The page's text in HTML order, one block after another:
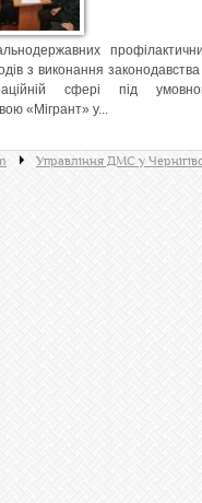
з виконання
сфері під
«Мігрант» у...
Управління ДМС у